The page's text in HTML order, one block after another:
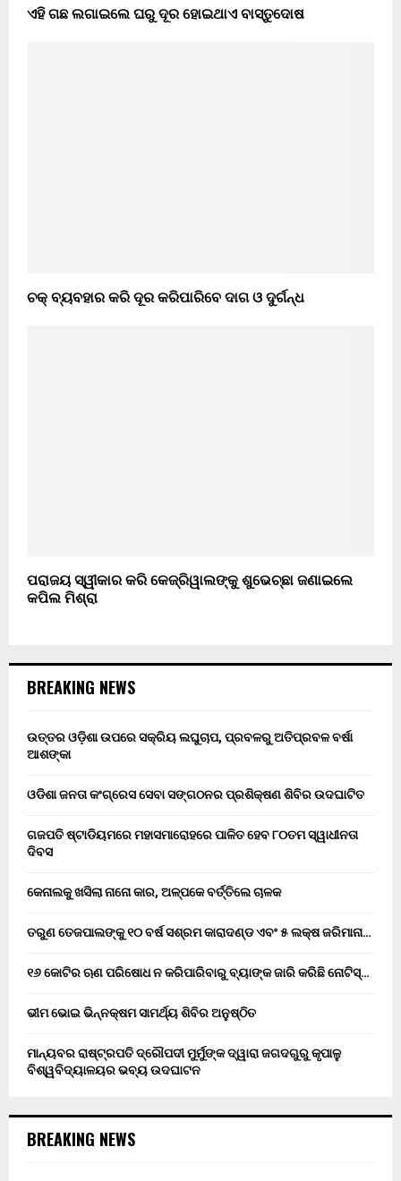
ଏହି ଗଛ ଲଗାଇଲେ ଘରୁ ଦୂର ହୋଇଥାଏ ବାସ୍ତୁଦୋଷ
ଚକ୍ ବ୍ୟବହାର କରି ଦୂର କରିପାରିବେ ଦାଗ ଓ ଦୁର୍ଗନ୍ଧ
ପରାଜୟ ସ୍ୱୀକାର କରି କେଜ୍ରିୱାଲଙ୍କୁ ଶୁଭେଚ୍ଛା ଜଣାଇଲେ
କପିଲ ମିଶ୍ରା
BREAKING NEWS
ଉତ୍ତର ଓଡ଼ିଶା ଉପରେ ସକ୍ରିୟ ଲଘୁଚାପ, ପ୍ରବଳରୁ ଅତିପ୍ରବଳ ବର୍ଷା
ଆଶଙ୍କା
ଓଡିଶା ଜନତା କଂଗ୍ରେସ ସେବା ସଙ୍ଗଠନର ପ୍ରଶିକ୍ଷଣ ଶିବିର ଉଦଘାଟିତ
ଗଜପତି ଷ୍ଟାଡିୟମରେ ମହାସମାରୋହରେ ପାଳିତ ହେବ ୮୦ତମ ସ୍ୱାଧୀନତା
ଦିବସ
କେନାଲକୁ ଖସିଲା ନାନୋ କାର, ଅଳ୍ପକେ ବର୍ତ୍ତିଲେ ଚାଳକ
ତରୁଣ ତେଜପାଲଙ୍କୁ ୧୦ ବର୍ଷ ସଶ୍ରମ କାରାଦଣ୍ଡ ଏବଂ ₹୫ ଲକ୍ଷ ଜରିମାନା…
୧୬ କୋଟିର ଋଣ ପରିଷୋଧ ନ କରିପାରିବାରୁ ବ୍ୟାଙ୍କ ଜାରି କରିଛି ନୋଟିସ୍…
ଭୀମ ଭୋଇ ଭିନ୍ନକ୍ଷମ ସାମର୍ଥ୍ୟ ଶିବିର ଅନୁଷ୍ଠିତ
ମାନ୍ୟବର ରାଷ୍ଟ୍ରପତି ଦ୍ରୌପଦୀ ମୁର୍ମୁଙ୍କ ଦ୍ୱାରା ଜଗଦଗୁରୁ କୃପାଳୁ
ବିଶ୍ୱବିଦ୍ୟାଳୟର ଭବ୍ୟ ଉଦଘାଟନ
BREAKING NEWS